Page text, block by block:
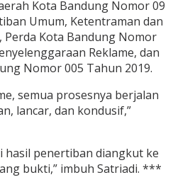
Kota Bandung Nomor 09
Umum, Ketentraman dan
Kota Bandung Nomor
Reklame, dan
Nomor 005 Tahun 2019.
semua prosesnya berjalan
lancar, dan kondusif,”
hasil penertiban diangkut ke
bukti,” imbuh Satriadi. ***